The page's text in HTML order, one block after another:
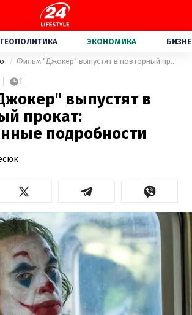
ГЕОПОЛИТИКА ЭКОНОМИКА
Фильм "Джокер" выпустят в повторный прокат: неожиданные подробности
1
выпустят в
прокат:
подробности